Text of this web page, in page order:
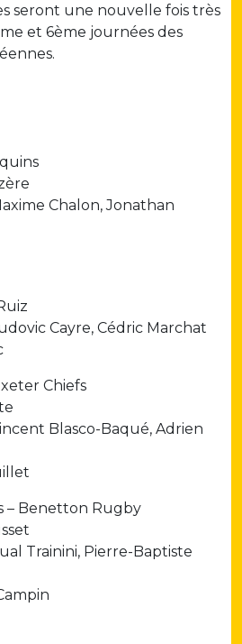
seront une nouvelle fois très
et 6ème journées des
Chalon, Jonathan
Cayre, Cédric Marchat
Chiefs
Blasco-Baqué, Adrien
– Benetton Rugby
Trainini, Pierre-Baptiste